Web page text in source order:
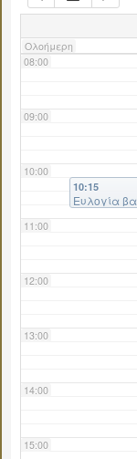
Ολοήμερη
07:00
08:00
09:00
10:00
11:00
12:00
13:00
14:00
15:00
10:15
Ευλογία